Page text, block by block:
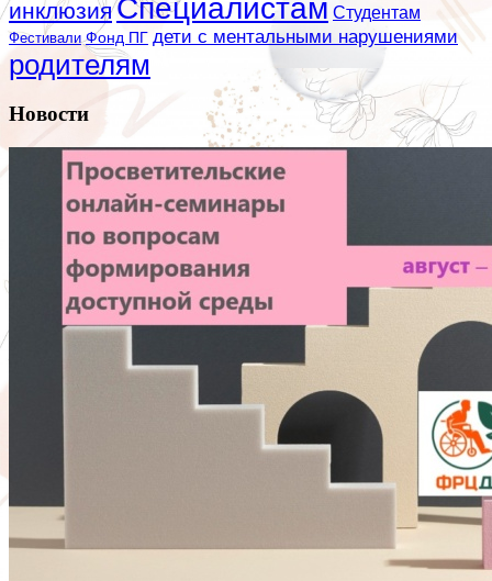
инклюзияСпециалистам Студентам
Фестивали Фонд ПГ дети с ментальными нарушениями
родителям
Новости